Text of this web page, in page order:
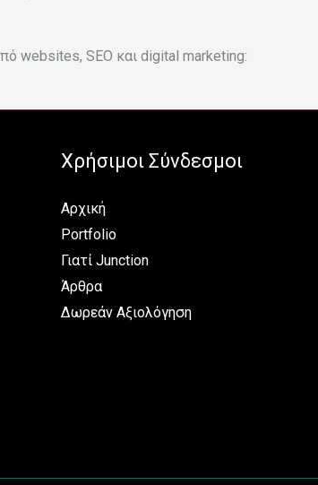
websites, SEO και digital marketing:
Χρήσιμοι Σύνδεσμοι
Αρχική
Portfolio
Γιατί Junction
Άρθρα
Δωρεάν Αξιολόγηση